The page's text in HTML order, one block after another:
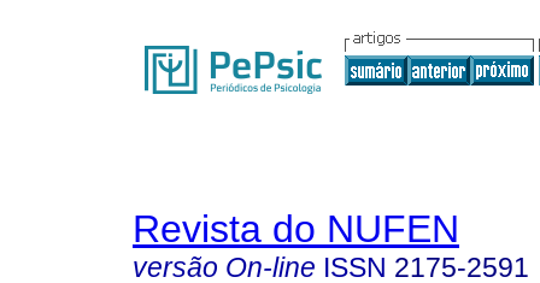
Revista do NUFEN
versão On-line ISSN 2175-2591